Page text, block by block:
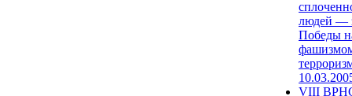
людей —
Победы
VIII